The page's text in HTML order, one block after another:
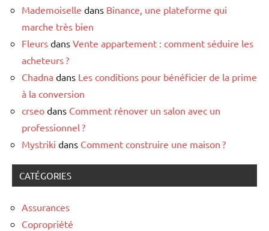
Mademoiselle dans Binance, une plateforme qui
marche très bien
Fleurs dans Vente appartement : comment séduire les
acheteurs ?
Chadna dans Les conditions pour bénéficier de la prime
à la conversion
crseo dans Comment rénover un salon avec un
professionnel ?
Mystriki dans Comment construire une maison ?
CATÉGORIES
Assurances
Copropriété